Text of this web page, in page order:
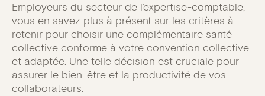
Employeurs du secteur de l’expertise-comptable,
vous en savez plus à présent sur les critères à
retenir pour choisir une complémentaire santé
collective conforme à votre convention collective
et adaptée. Une telle décision est cruciale pour
assurer le bien-être et la productivité de vos
collaborateurs.